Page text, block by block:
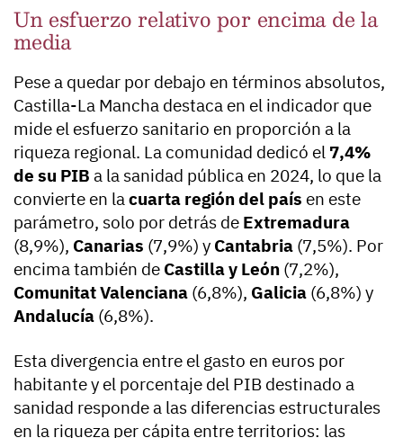
Un esfuerzo relativo por encima de la
media
Pese a quedar por debajo en términos absolutos,
Castilla-La Mancha destaca en el indicador que
mide el esfuerzo sanitario en proporción a la
riqueza regional. La comunidad dedicó el 7,4%
de su PIB a la sanidad pública en 2024, lo que la
convierte en la cuarta región del país en este
parámetro, solo por detrás de Extremadura
(8,9%), Canarias (7,9%) y Cantabria (7,5%). Por
encima también de Castilla y León (7,2%),
Comunitat Valenciana (6,8%), Galicia (6,8%) y
Andalucía (6,8%).
Esta divergencia entre el gasto en euros por
habitante y el porcentaje del PIB destinado a
sanidad responde a las diferencias estructurales
en la riqueza per cápita entre territorios: las